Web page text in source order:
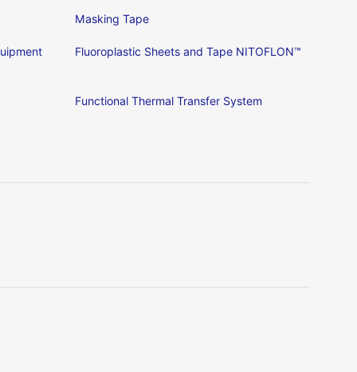
Masking Tape
Fluoroplastic Sheets and Tape NITOFLON™
Functional Thermal Transfer System